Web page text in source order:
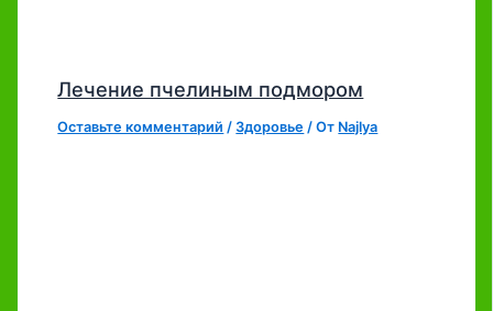
Лечение пчелиным подмором
Оставьте комментарий /Здоровье / От Najlya